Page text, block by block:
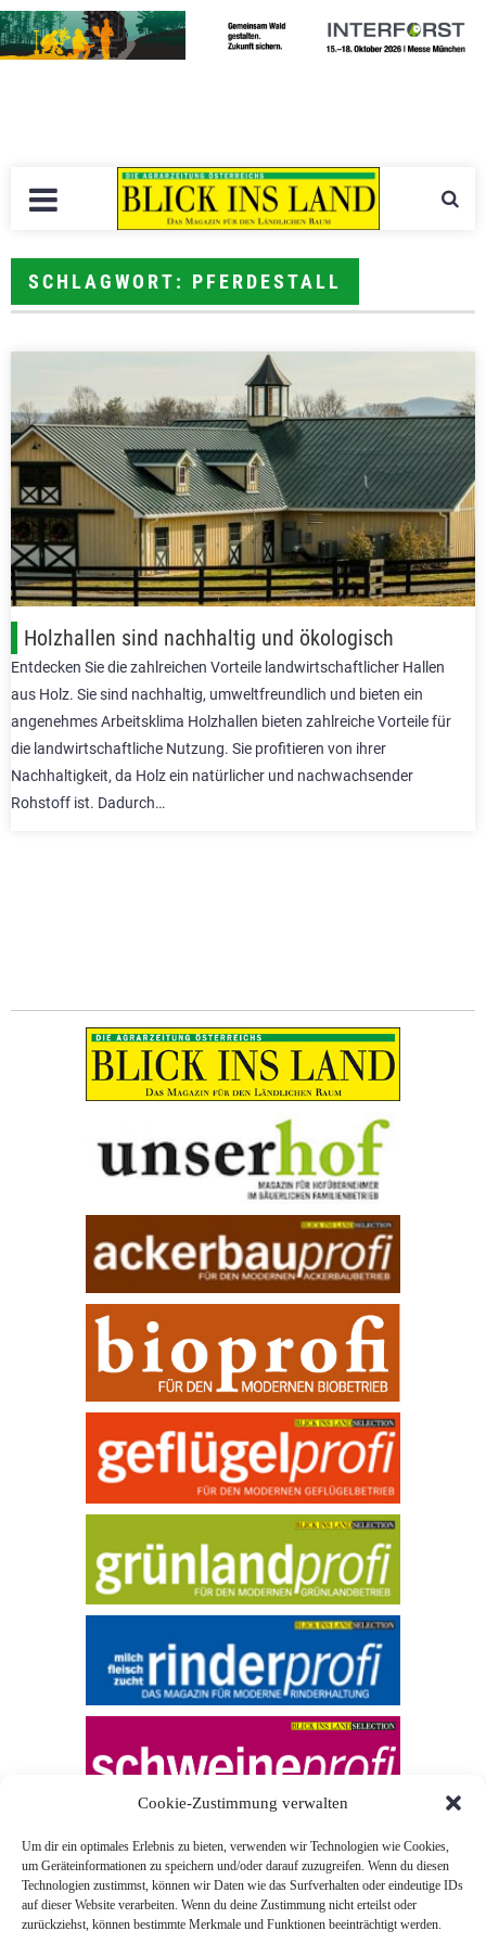
Cookie-Zustimmung verwalten
Um dir ein optimales Erlebnis zu bieten, verwenden wir Technologien wie Cookies,
um Geräteinformationen zu speichern und/oder darauf zuzugreifen. Wenn du diesen
Technologien zustimmst, können wir Daten wie das Surfverhalten oder eindeutige IDs
auf dieser Website verarbeiten. Wenn du deine Zustimmung nicht erteilst oder
zurückziehst, können bestimmte Merkmale und Funktionen beeinträchtigt werden.
SCHLAGWORT: PFERDESTALL
Holzhallen sind nachhaltig und ökologisch
Entdecken Sie die zahlreichen Vorteile landwirtschaftlicher Hallen
aus Holz. Sie sind nachhaltig, umweltfreundlich und bieten ein
angenehmes Arbeitsklima Holzhallen bieten zahlreiche Vorteile für
die landwirtschaftliche Nutzung. Sie profitieren von ihrer
Nachhaltigkeit, da Holz ein natürlicher und nachwachsender
Rohstoff ist. Dadurch…